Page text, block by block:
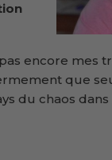
encore mes
que
du chaos